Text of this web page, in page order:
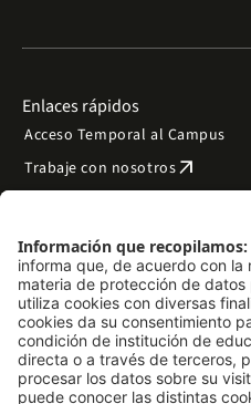
Enlaces rápidos
Acceso Temporal al Campus
Trabaje con nosotrosarrow_outward
Preguntas frecuentes
Filantropía y donacionesarrow_outward
Mapa del sitio arrow_outward
Síguenos